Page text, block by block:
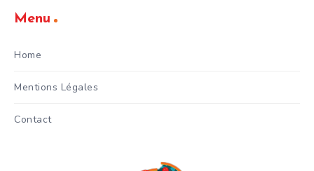
Menu
Home
Mentions Légales
Contact